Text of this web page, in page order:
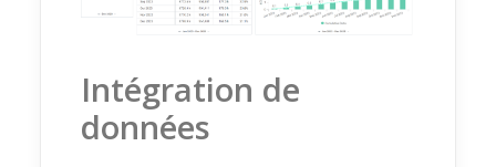
Intégration de
données